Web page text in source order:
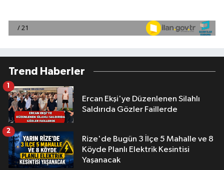
Trend Haberler
Ercan Ekşi'ye Düzenlenen Silahlı
Saldırıda Gözler Faillerde
1
Rize'de Bugün 3 İlçe 5 Mahalle ve 8
Köyde Planlı Elektrik Kesintisi
Yaşanacak
2